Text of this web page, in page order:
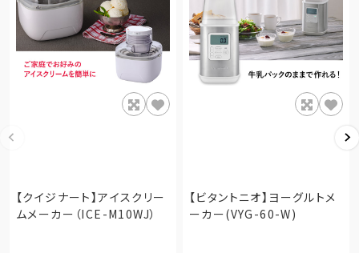
【クイジナート】アイスクリー
ムメーカー（ICE-M10WJ）
【ビタントニオ】ヨーグルトメ
ーカー(VYG-60-W)